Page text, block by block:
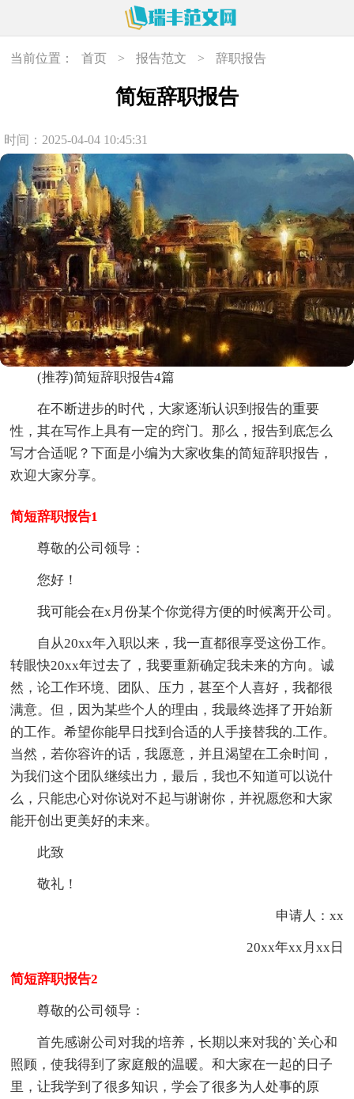
当前位置： 首页 > 报告范文 > 辞职报告
简短辞职报告
时间：2025-04-04 10:45:31
(推荐)简短辞职报告4篇
在不断进步的时代，大家逐渐认识到报告的重要
性，其在写作上具有一定的窍门。那么，报告到底怎么
写才合适呢？下面是小编为大家收集的简短辞职报告，
欢迎大家分享。
简短辞职报告1
尊敬的公司领导：
您好！
我可能会在x月份某个你觉得方便的时候离开公司。
自从20xx年入职以来，我一直都很享受这份工作。
转眼快20xx年过去了，我要重新确定我未来的方向。诚
然，论工作环境、团队、压力，甚至个人喜好，我都很
满意。但，因为某些个人的理由，我最终选择了开始新
的工作。希望你能早日找到合适的人手接替我的.工作。
当然，若你容许的话，我愿意，并且渴望在工余时间，
为我们这个团队继续出力，最后，我也不知道可以说什
么，只能忠心对你说对不起与谢谢你，并祝愿您和大家
能开创出更美好的未来。
此致
敬礼！
申请人：xx
20xx年xx月xx日
简短辞职报告2
尊敬的公司领导：
首先感谢公司对我的培养，长期以来对我的`关心和
照顾，使我得到了家庭般的温暖。和大家在一起的日子
里，让我学到了很多知识，学会了很多为人处事的原